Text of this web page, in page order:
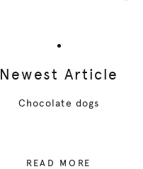
Newest Article
Chocolate dogs
READ MORE